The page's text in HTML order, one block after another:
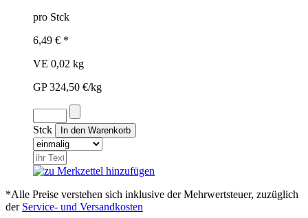
pro Stck
6,49 € *
VE 0,02 kg
GP 324,50 €/kg
Stck
*Alle Preise verstehen sich inklusive der Mehrwertsteuer, zuzüglich
der Service- und Versandkosten